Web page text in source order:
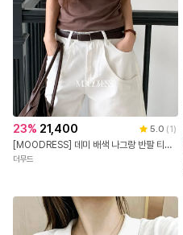
23% 21,400 5.0 (1)
[MOODRESS] 데미 배색 나그랑 반팔 티셔츠(Tee)
더무드